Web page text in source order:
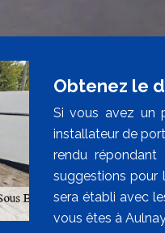
Obtenez le
Si vous avez un
installateur de
rendu
suggestions pour
sera établi avec
vous êtes à